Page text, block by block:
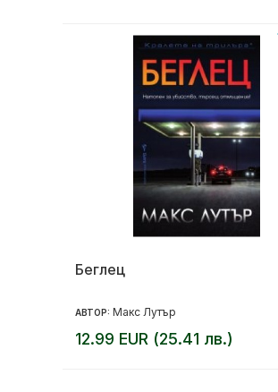
Беглец
АВТОР: Макс Лутър
12.99 EUR (25.41 лв.)